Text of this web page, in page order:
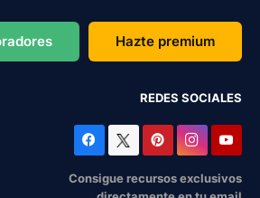
Hazte premium
REDES SOCIALES
Consigue recursos exclusivos